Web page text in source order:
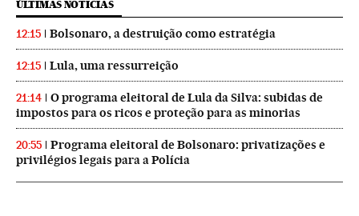
ÚLTIMAS NOTICIAS
12:15 Bolsonaro, a destruição como estratégia
12:15 Lula, uma ressurreição
21:14
O programa eleitoral de Lula da Silva: subidas de
impostos para os ricos e proteção para as minorias
20:55
Programa eleitoral de Bolsonaro: privatizações e
privilégios legais para a Polícia